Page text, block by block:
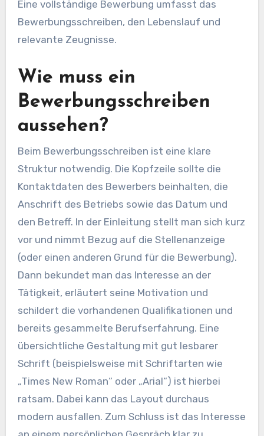
Eine vollständige Bewerbung umfasst das
Bewerbungsschreiben, den Lebenslauf und
relevante Zeugnisse.
Wie muss ein
Bewerbungsschreiben
aussehen?
Beim Bewerbungsschreiben ist eine klare
Struktur notwendig. Die Kopfzeile sollte die
Kontaktdaten des Bewerbers beinhalten, die
Anschrift des Betriebs sowie das Datum und
den Betreff. In der Einleitung stellt man sich kurz
vor und nimmt Bezug auf die Stellenanzeige
(oder einen anderen Grund für die Bewerbung).
Dann bekundet man das Interesse an der
Tätigkeit, erläutert seine Motivation und
schildert die vorhandenen Qualifikationen und
bereits gesammelte Berufserfahrung. Eine
übersichtliche Gestaltung mit gut lesbarer
Schrift (beispielsweise mit Schriftarten wie
„Times New Roman“ oder „Arial“) ist hierbei
ratsam. Dabei kann das Layout durchaus
modern ausfallen. Zum Schluss ist das Interesse